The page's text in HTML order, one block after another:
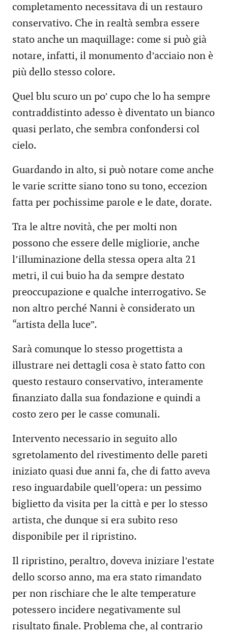
completamento necessitava di un restauro
conservativo. Che in realtà sembra essere
stato anche un maquillage: come si può già
notare, infatti, il monumento d’acciaio non è
più dello stesso colore.
Quel blu scuro un po’ cupo che lo ha sempre
contraddistinto adesso è diventato un bianco
quasi perlato, che sembra confondersi col
cielo.
Guardando in alto, si può notare come anche
le varie scritte siano tono su tono, eccezion
fatta per pochissime parole e le date, dorate.
Tra le altre novità, che per molti non
possono che essere delle migliorie, anche
l’illuminazione della stessa opera alta 21
metri, il cui buio ha da sempre destato
preoccupazione e qualche interrogativo. Se
non altro perché Nanni è considerato un
“artista della luce”.
Sarà comunque lo stesso progettista a
illustrare nei dettagli cosa è stato fatto con
questo restauro conservativo, interamente
finanziato dalla sua fondazione e quindi a
costo zero per le casse comunali.
Intervento necessario in seguito allo
sgretolamento del rivestimento delle pareti
iniziato quasi due anni fa, che di fatto aveva
reso inguardabile quell’opera: un pessimo
biglietto da visita per la città e per lo stesso
artista, che dunque si era subito reso
disponibile per il ripristino.
Il ripristino, peraltro, doveva iniziare l’estate
dello scorso anno, ma era stato rimandato
per non rischiare che le alte temperature
potessero incidere negativamente sul
risultato finale. Problema che, al contrario